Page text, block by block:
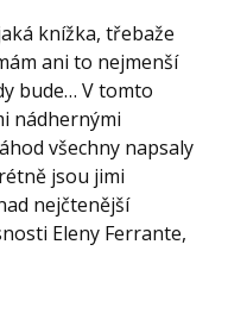
knížka, třebaže
ani to nejmenší
bude… V tomto
nádhernými
všechny napsaly
jsou jimi
nejčtenější
Eleny Ferrante,